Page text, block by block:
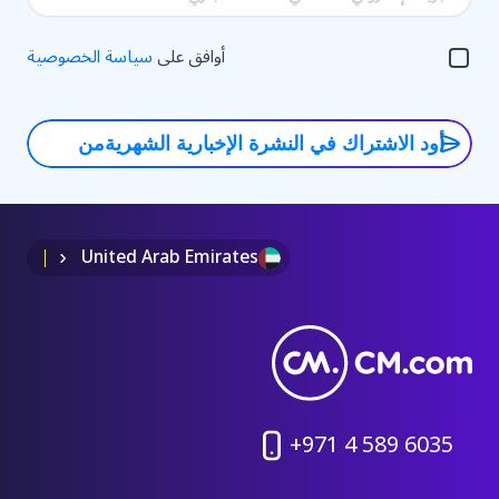
استقلاليته.أوافق علىسياسة الخصوصية
أود الاشتراك في النشرة الإخبارية الشهريةمن
United Arab Emirates
+971 4 589 6035